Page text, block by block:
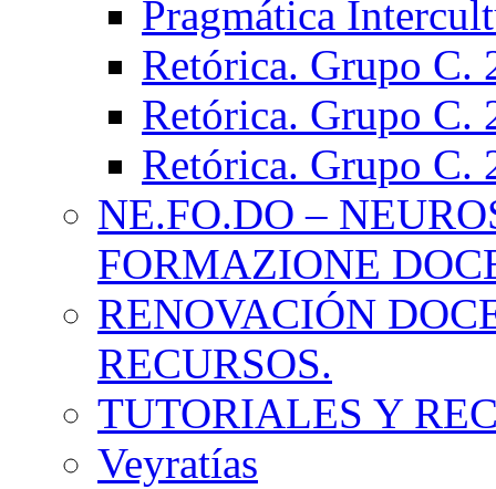
Pragmática
Retórica. Grupo C.
Retórica. Grupo C.
Retórica. Grupo C.
NE.FO.DO –
FORMAZIONE
RENOVACIÓN
RECURSOS.
TUTORIALES Y
Veyratías